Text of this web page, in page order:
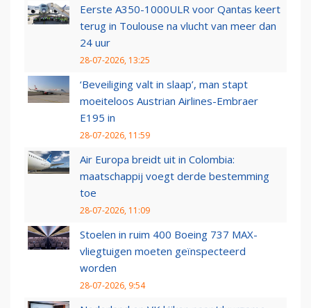
Eerste A350-1000ULR voor Qantas keert
terug in Toulouse na vlucht van meer dan
24 uur
28-07-2026, 13:25
‘Beveiliging valt in slaap’, man stapt
moeiteloos Austrian Airlines-Embraer
E195 in
28-07-2026, 11:59
Air Europa breidt uit in Colombia:
maatschappij voegt derde bestemming
toe
28-07-2026, 11:09
Stoelen in ruim 400 Boeing 737 MAX-
vliegtuigen moeten geïnspecteerd
worden
28-07-2026, 9:54